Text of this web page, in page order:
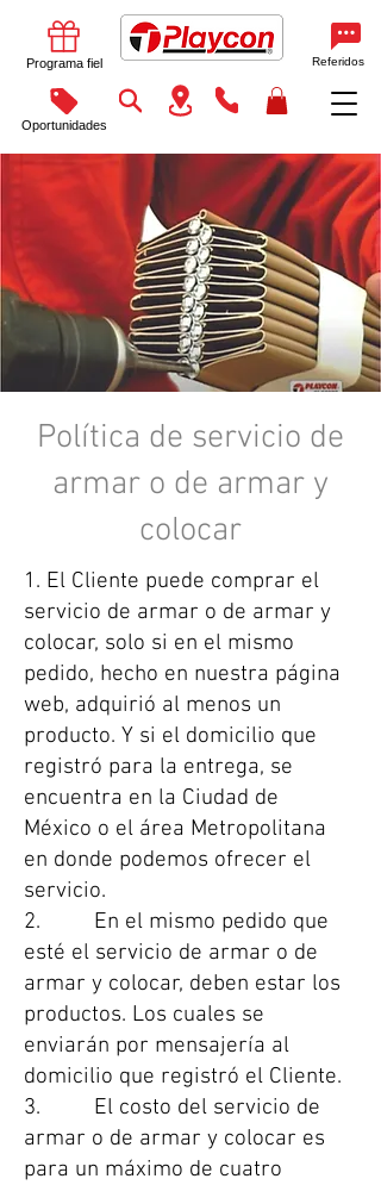
Programa fiel Referidos
Oportunidades
Política de servicio de
armar o de armar y
colocar
1. El Cliente puede comprar el
servicio de armar o de armar y
colocar, solo si en el mismo
pedido, hecho en nuestra página
web, adquirió al menos un
producto. Y si el domicilio que
registró para la entrega, se
encuentra en la Ciudad de
México o el área Metropolitana
en donde podemos ofrecer el
servicio.
2. En el mismo pedido que
esté el servicio de armar o de
armar y colocar, deben estar los
productos. Los cuales se
enviarán por mensajería al
domicilio que registró el Cliente.
3. El costo del servicio de
armar o de armar y colocar es
para un máximo de cuatro